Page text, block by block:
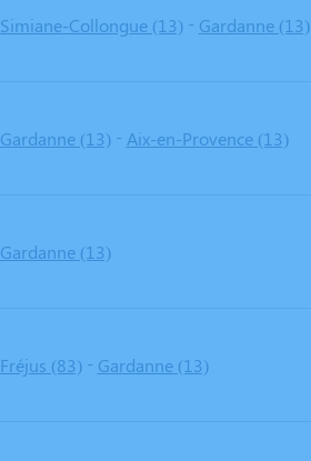
Simiane-Collongue (13)- Gardanne (13)
Gardanne (13)- Aix-en-Provence (13)
Gardanne (13)
Fréjus (83)- Gardanne (13)